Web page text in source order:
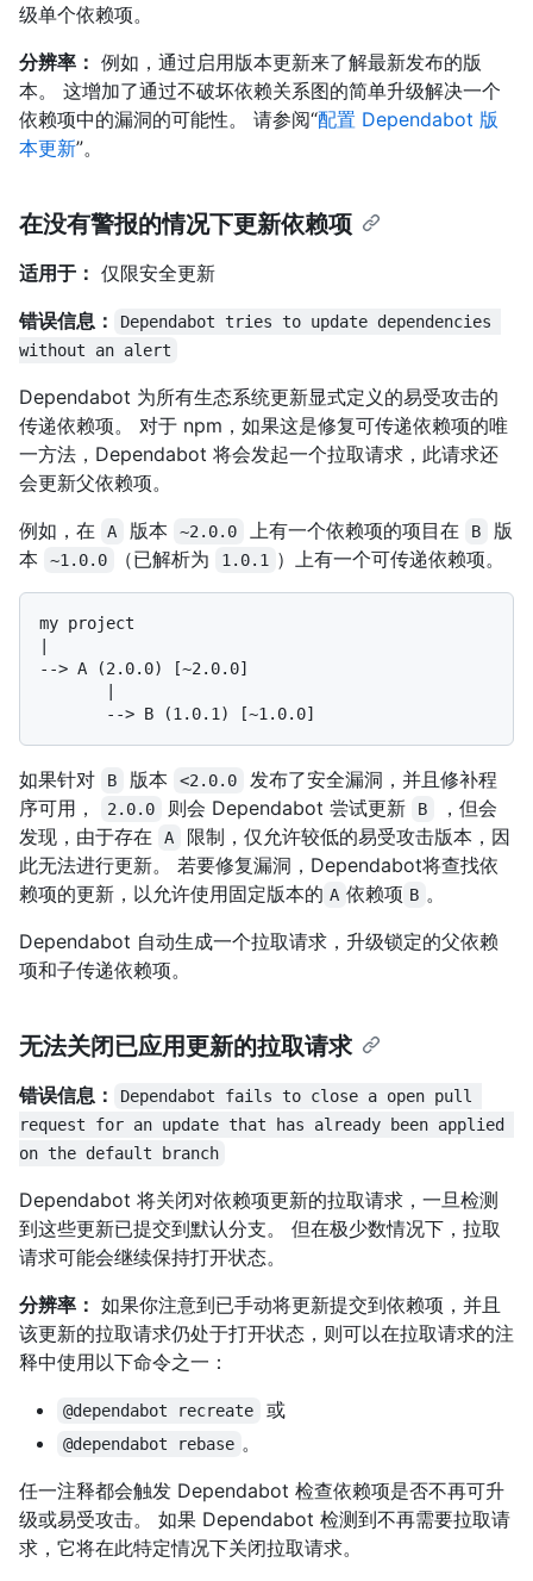
级单个依赖项。
分辨率： 例如，通过启用版本更新来了解最新发布的版
本。 这增加了通过不破坏依赖关系图的简单升级解决一个
依赖项中的漏洞的可能性。 请参阅“配置 Dependabot 版
本更新”。
在没有警报的情况下更新依赖项
适用于： 仅限安全更新
错误信息：
Dependabot tries to update dependencies
without an alert
Dependabot 为所有生态系统更新显式定义的易受攻击的
传递依赖项。 对于 npm，如果这是修复可传递依赖项的唯
一方法，Dependabot 将会发起一个拉取请求，此请求还
会更新父依赖项。
例如，在
A 版本 ~2.0.0 上有一个依赖项的项目在 B
版
本
~1.0.0 （已解析为 1.0.1 ）上有一个可传递依赖项。
my project
--> A (2.0.0) [~2.0.0]
如果针对 B 版本 <2.0.0
发布了安全漏洞，并且修补程
序可用，
2.0.0 则会 Dependabot 尝试更新 B
，但会
发现，由于存在
A
限制，仅允许较低的易受攻击版本，因
此无法进行更新。 若要修复漏洞，Dependabot将查找依
赖项的更新，以允许使用固定版本的 A 依赖项 B 。
Dependabot 自动生成一个拉取请求，升级锁定的父依赖
项和子传递依赖项。
无法关闭已应用更新的拉取请求
错误信息：
Dependabot fails to close a open pull
request for an update that has already been applied
on the default branch
Dependabot 将关闭对依赖项更新的拉取请求，一旦检测
到这些更新已提交到默认分支。 但在极少数情况下，拉取
请求可能会继续保持打开状态。
分辨率： 如果你注意到已手动将更新提交到依赖项，并且
该更新的拉取请求仍处于打开状态，则可以在拉取请求的注
释中使用以下命令之一：
@dependabot recreate 或
@dependabot rebase 。
任一注释都会触发 Dependabot 检查依赖项是否不再可升
级或易受攻击。 如果 Dependabot 检测到不再需要拉取请
求，它将在此特定情况下关闭拉取请求。